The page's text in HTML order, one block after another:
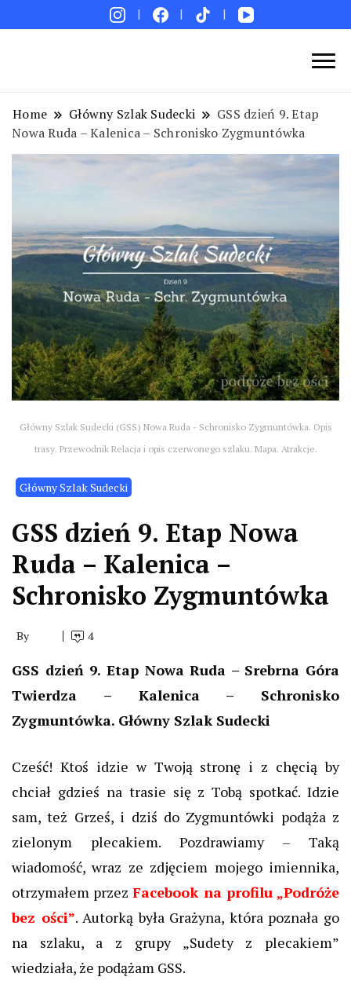
Blog podróżniczy. Najpiękniejsze miejsca w Polsce i
na świecie. Ciekawe miejsca. Pomysły na weekend i
wakacje. Porady. Relacje z podróży.
Home Główny Szlak Sudecki
GSS dzień 9. Etap
Nowa Ruda – Kalenica – Schronisko Zygmuntówka
Główny Szlak Sudecki (GSS) Nowa Ruda - Schronisko Zygmuntówka. Opis
trasy. Przewodnik Relacja i opis czerwonego szlaku. Mapa. Atrakcje.
Główny Szlak Sudecki
GSS dzień 9. Etap Nowa
Ruda – Kalenica –
Schronisko Zygmuntówka
By 4
GSS dzień 9. Etap Nowa Ruda – Srebrna Góra
Twierdza – Kalenica – Schronisko
Zygmuntówka. Główny Szlak Sudecki
Cześć! Ktoś idzie w Twoją stronę i z chęcią by
chciał gdzieś na trasie się z Tobą spotkać. Idzie
sam, też Grześ, i dziś do Zygmuntówki podąża z
zielonym plecakiem. Pozdrawiamy – Taką
wiadomość, wraz ze zdjęciem mojego imiennika,
otrzymałem przezFacebook na profilu „Podróże
bez ości”. Autorką była Grażyna, która poznała go
na szlaku, a z grupy „Sudety z plecakiem”
wiedziała, że podążam GSS.